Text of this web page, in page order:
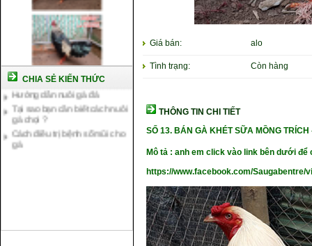
CHIA SẺ KIẾN THỨC
Cách nuôi gà chế độ đá c1
Cách nuôi gà đông tảo thuần
chủng
Kỹ thuật nuôi gà con mới nở
Hướng dẫn nuôi gà đá
Tại sao bạn cần biết cách nuôi
gà chọi ?
Cách điều trị bệnh sổ mũi cho
gà
Giá bán: alo
Tình trạng: Còn hàng
THÔNG TIN CHI TIẾT
SỐ 13.BÁN GÀ KHÉT SỮA MỒNG TRÍCH
Mô tả : anh em click vào link bên dưới để
https://www.facebook.com/Saugabentre/